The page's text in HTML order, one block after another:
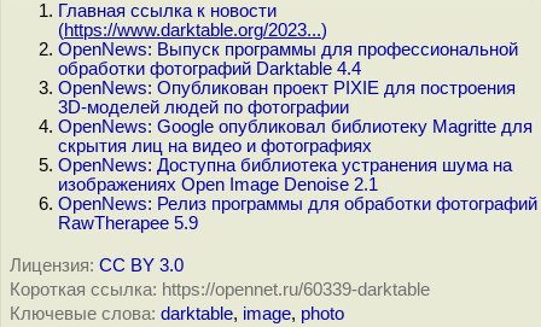
Главная ссылка к новости
(https://www.darktable.org/2023...)
OpenNews: Выпуск программы для профессиональной
обработки фотографий Darktable 4.4
OpenNews: Опубликован проект PIXIE для построения
3D-моделей людей по фотографии
OpenNews: Google опубликовал библиотеку Magritte для
скрытия лиц на видео и фотографиях
OpenNews: Доступна библиотека устранения шума на
изображениях Open Image Denoise 2.1
OpenNews: Релиз программы для обработки фотографий
RawTherapee 5.9
Лицензия: CC BY 3.0
Короткая ссылка: https://opennet.ru/60339-darktable
Ключевые слова: darktable, image, photo